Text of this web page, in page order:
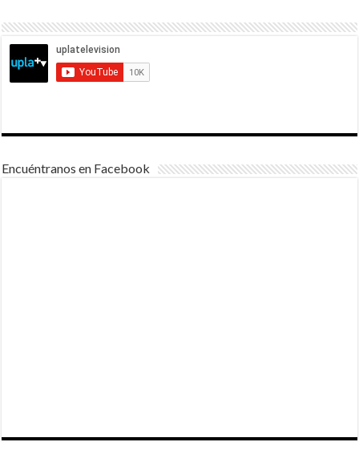
Encuéntranos en Facebook